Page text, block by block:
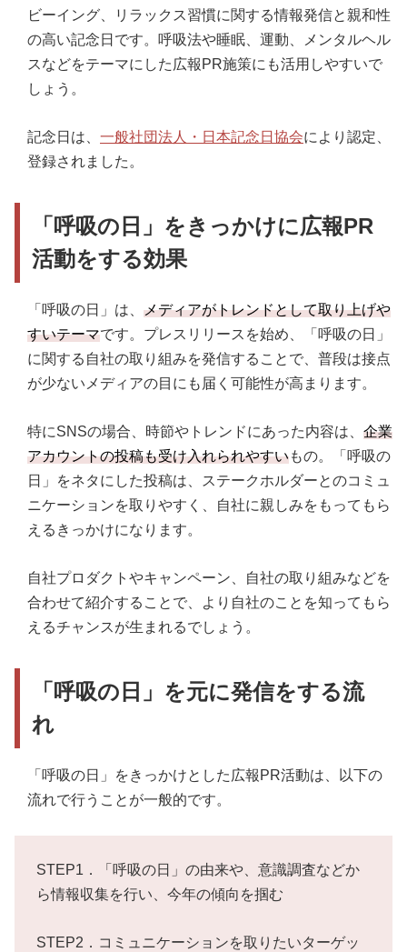
ビーイング、リラックス習慣に関する情報発信と親和性
の高い記念日です。呼吸法や睡眠、運動、メンタルヘル
スなどをテーマにした広報PR施策にも活用しやすいで
しょう。
記念日は、 一般社団法人・日本記念日協会により認定、
登録されました。
「呼吸の日」をきっかけに広報PR
活動をする効果
「呼吸の日」は、 メディアがトレンドとして取り上げや
すいテーマです。プレスリリースを始め、「呼吸の日」
に関する自社の取り組みを発信することで、普段は接点
が少ないメディアの目にも届く可能性が高まります。
特にSNSの場合、時節やトレンドにあった内容は、 企業
アカウントの投稿も受け入れられやすいもの。「呼吸の
日」をネタにした投稿は、ステークホルダーとのコミュ
ニケーションを取りやすく、自社に親しみをもってもら
えるきっかけになります。
自社プロダクトやキャンペーン、自社の取り組みなどを
合わせて紹介することで、より自社のことを知ってもら
えるチャンスが生まれるでしょう。
「呼吸の日」を元に発信をする流
れ
「呼吸の日」をきっかけとした広報PR活動は、以下の
流れで行うことが一般的です。
STEP1．「呼吸の日」の由来や、意識調査などか
ら情報収集を行い、今年の傾向を掴む
STEP2．コミュニケーションを取りたいターゲッ